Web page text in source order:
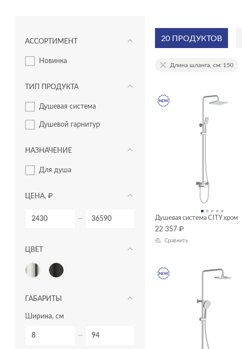
АССОРТИМЕНТ
новинка
ТИП ПРОДУКТА
душевая система
душевой гарнитур
НАЗНАЧЕНИЕ
для душа
ЦЕНА, ₽
—
ЦВЕТ
ГАБАРИТЫ
Ширина, см
—
20 ПРОДУКТОВ
Длина шланга, см: 150
Душевая система CITY хром
22 357 ₽
Сравнить